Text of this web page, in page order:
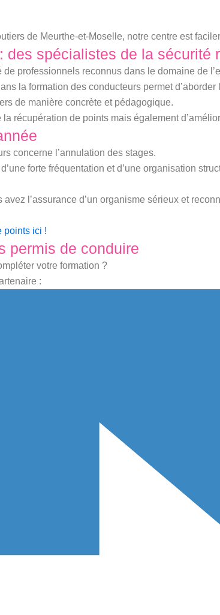
de Meurthe-et-Moselle, notre centre est
des spécialistes de la sécurité
professionnels reconnus dans le domaine de
la formation des conducteurs permet
de manière concrète et pédagogique.
récupération de points mais également
concerne l’annulation des stages.
forte fréquentation et d’une organisation
l’assurance d’un organisme sérieux et
points ici !
permis de conduire
votre formation ?
: